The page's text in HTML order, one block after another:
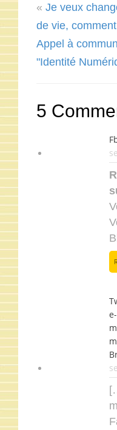
« Je veux
de vie,
Appel à
"Identité
5